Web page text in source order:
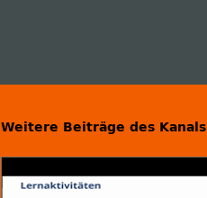
Weitere Beiträge des Kanals